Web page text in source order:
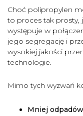
Choć polipropylen
to proces tak prosty,
występuje w
jego segregację i
wysokiej jakości
technologie.
Mimo tych wyzwań
Mniej